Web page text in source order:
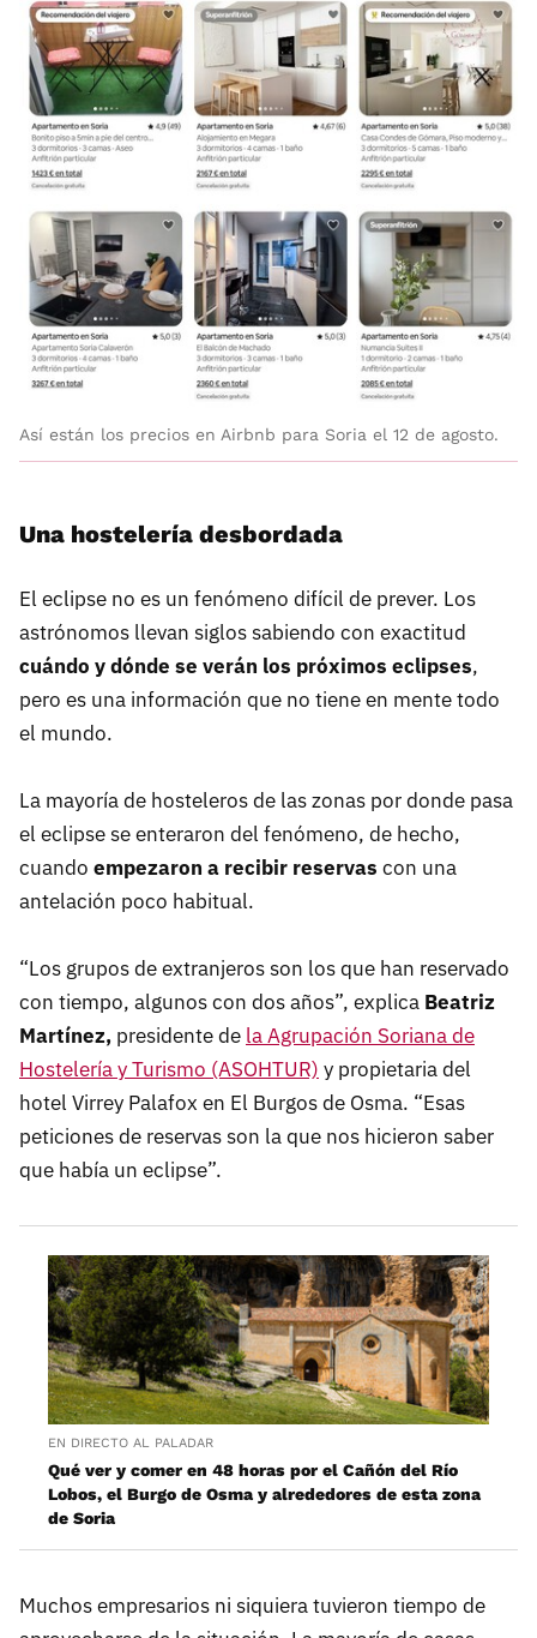
Así están los precios en Airbnb para Soria el 12 de agosto.
Una hostelería desbordada
El eclipse no es un fenómeno difícil de prever. Los
astrónomos llevan siglos sabiendo con exactitud
cuándo y dónde se verán los próximos eclipses,
pero es una información que no tiene en mente todo
el mundo.
La mayoría de hosteleros de las zonas por donde pasa
el eclipse se enteraron del fenómeno, de hecho,
cuando empezaron a recibir reservas con una
antelación poco habitual.
“Los grupos de extranjeros son los que han reservado
con tiempo, algunos con dos años”, explica Beatriz
Martínez, presidente de la Agrupación Soriana de
Hostelería y Turismo (ASOHTUR) y propietaria del
hotel Virrey Palafox en El Burgos de Osma. “Esas
peticiones de reservas son la que nos hicieron saber
que había un eclipse”.
EN DIRECTO AL PALADAR
Qué ver y comer en 48 horas por el Cañón del Río
Lobos, el Burgo de Osma y alrededores de esta zona
de Soria
Muchos empresarios ni siquiera tuvieron tiempo de